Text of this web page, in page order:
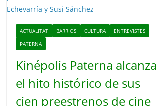
ACTUALITAT BARRIOS CULTURA
ENTREVISTES
PATERNA
Kinépolis Paterna alcanza
el hito histórico de sus
cien preestrenos de cine